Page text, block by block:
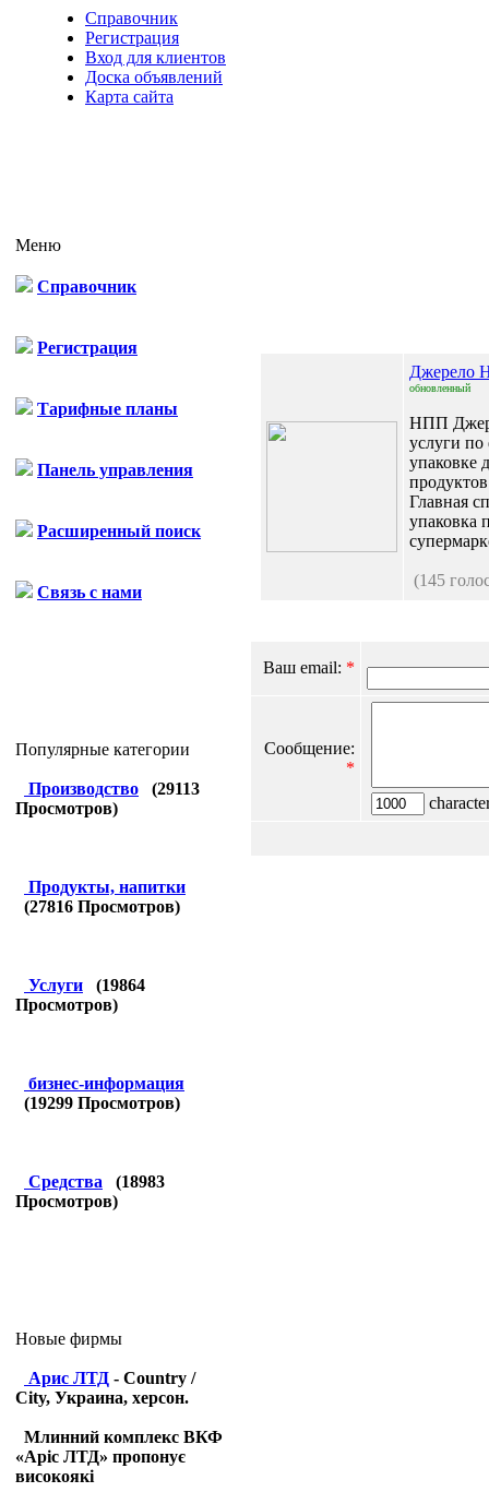
Справочник
Регистрация
Вход для клиентов
Доска объявлений
Карта сайта
Меню
Справочник
Регистрация
Тарифные планы
Панель управления
Расширенный поиск
Связь с нами
Популярные категории
Производство (29113
Просмотров)
Продукты, напитки
(27816 Просмотров)
Услуги (19864
Просмотров)
бизнес-информация
(19299 Просмотров)
Средства (18983
Просмотров)
Новые фирмы
Арис ЛТД - Country /
City, Украина, херсон.
Млинний комплекс ВКФ
«Аріс ЛТД» пропонує
високоякі
обновленный
НПП
услуги по
упаковке
Главная
упаковка
(145
Ваш email: *
Сообщение:
*